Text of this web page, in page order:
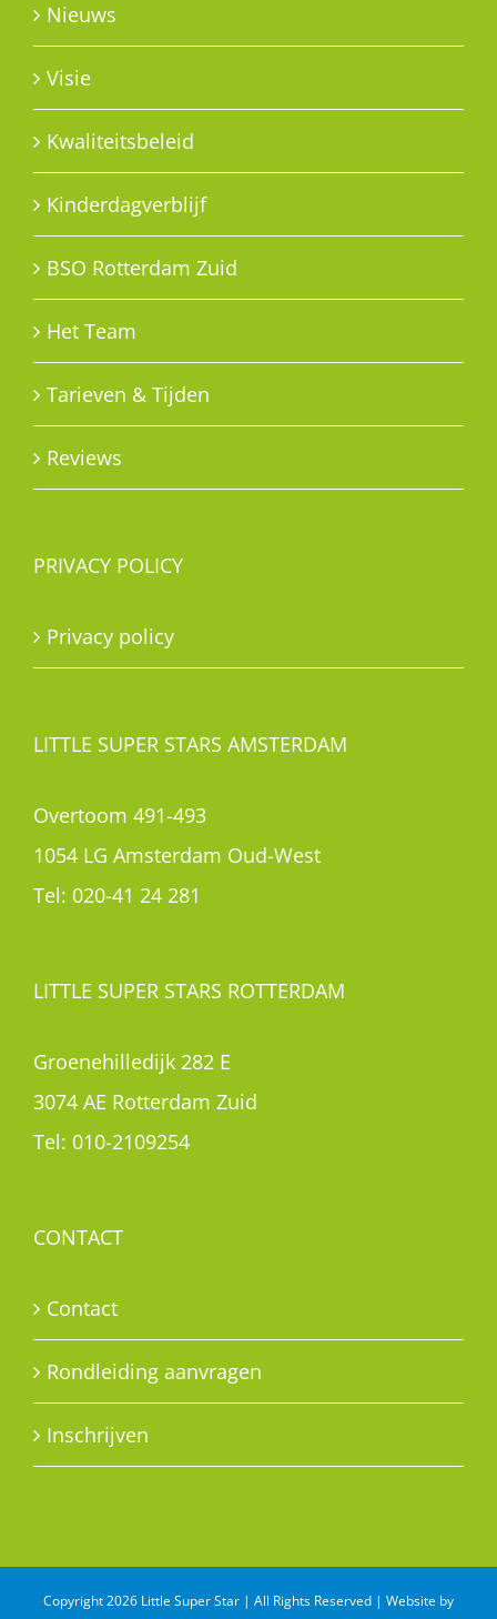
Nieuws
Visie
Kwaliteitsbeleid
Kinderdagverblijf
BSO Rotterdam Zuid
Het Team
Tarieven & Tijden
Reviews
PRIVACY POLICY
Privacy policy
LITTLE SUPER STARS AMSTERDAM
Overtoom 491-493
1054 LG Amsterdam Oud-West
Tel: 020-41 24 281
LITTLE SUPER STARS ROTTERDAM
Groenehilledijk 282 E
3074 AE Rotterdam Zuid
Tel: 010-2109254
CONTACT
Contact
Rondleiding aanvragen
Inschrijven
Copyright 2026 Little Super Star | All Rights Reserved | Website by